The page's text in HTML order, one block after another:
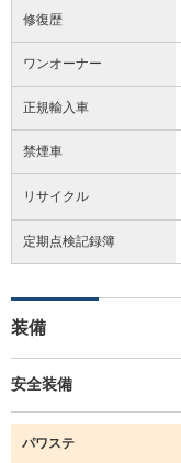
修復歴
ワンオーナー
正規輸入車
禁煙車
リサイクル
定期点検記録簿
装備
安全装備
パワステ